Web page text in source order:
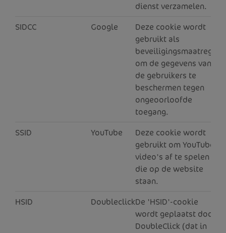
dienst verzamelen.
SIDCC Google
Deze cookie wordt
gebruikt als
beveiligingsmaatregel
om de gegevens van
de gebruikers te
beschermen tegen
ongeoorloofde
toegang.
SSID YouTube
Deze cookie wordt
gebruikt om YouTube-
video's af te spelen
die op de website
staan.
HSID DoubleclickDe 'HSID'-cookie
wordt geplaatst door
DoubleClick (dat in